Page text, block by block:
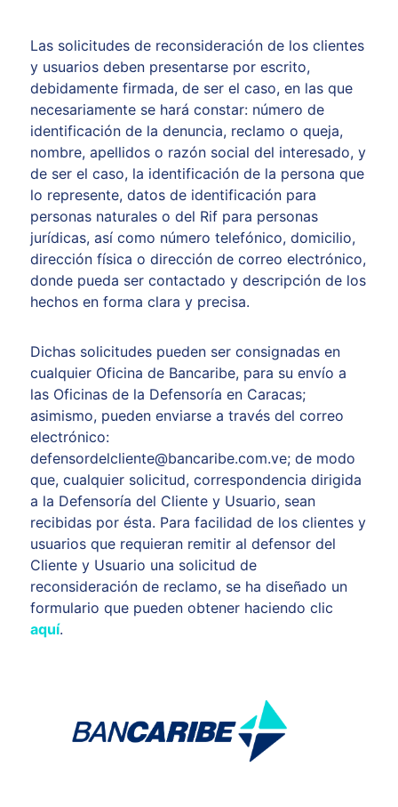
Las solicitudes de reconsideración de los clientes
y usuarios deben presentarse por escrito,
debidamente firmada, de ser el caso, en las que
necesariamente se hará constar: número de
identificación de la denuncia, reclamo o queja,
nombre, apellidos o razón social del interesado, y
de ser el caso, la identificación de la persona que
lo represente, datos de identificación para
personas naturales o del Rif para personas
jurídicas, así como número telefónico, domicilio,
dirección física o dirección de correo electrónico,
donde pueda ser contactado y descripción de los
hechos en forma clara y precisa.
Dichas solicitudes pueden ser consignadas en
cualquier Oficina de Bancaribe, para su envío a
las Oficinas de la Defensoría en Caracas;
asimismo, pueden enviarse a través del correo
electrónico:
defensordelcliente@bancaribe.com.ve; de modo
que, cualquier solicitud, correspondencia dirigida
a la Defensoría del Cliente y Usuario, sean
recibidas por ésta. Para facilidad de los clientes y
usuarios que requieran remitir al defensor del
Cliente y Usuario una solicitud de
reconsideración de reclamo, se ha diseñado un
formulario que pueden obtener haciendo clic
aquí.